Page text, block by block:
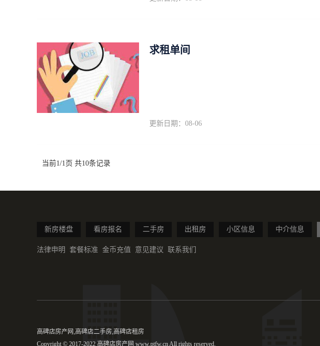
求租单间
更新日期：08-06
当前1/1页 共10条记录
新房楼盘 看房报名 二手房 出租房 小区信息 中介信息
法律申明 套餐标准 金币充值 意见建议 联系我们
高碑店房产网,高碑店二手房,高碑店租房
Copyright © 2017-2022 高碑店房产网 www.ptfw.cn All rights reserved.